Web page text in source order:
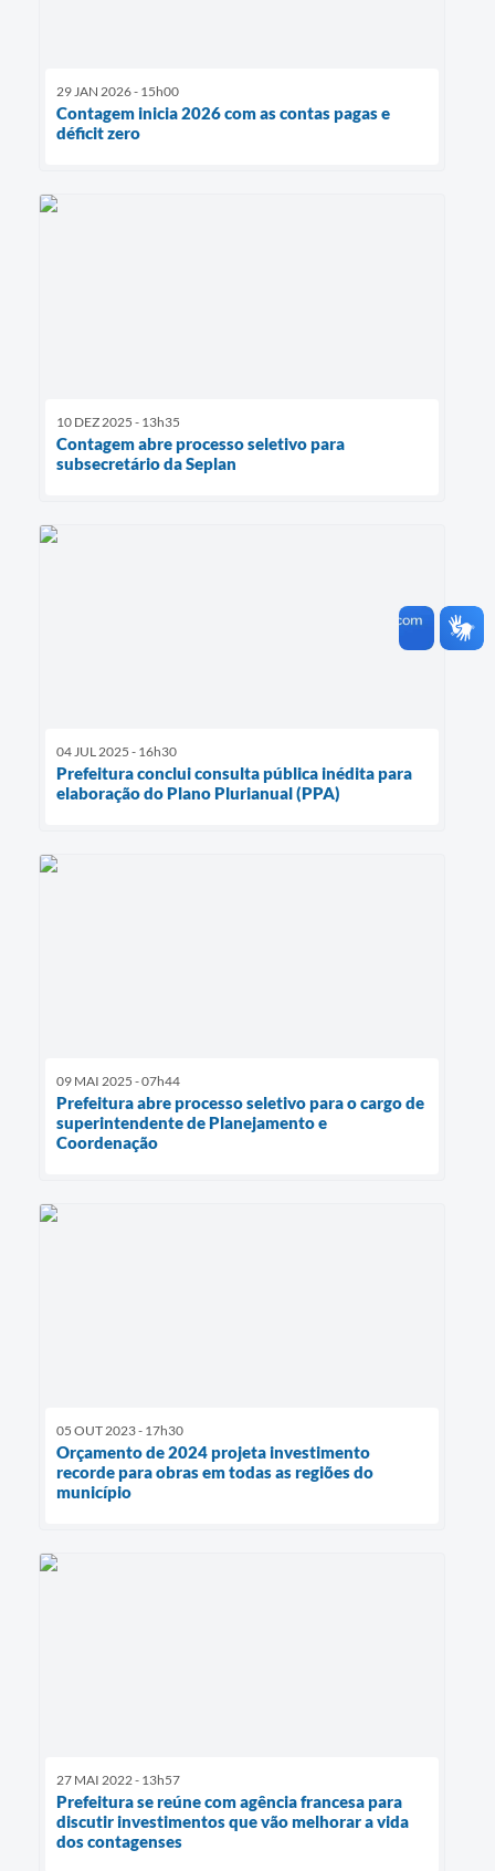
29 JAN 2026 - 15h00
Contagem inicia 2026 com as contas pagas e
déficit zero
10 DEZ 2025 - 13h35
Contagem abre processo seletivo para
subsecretário da Seplan
04 JUL 2025 - 16h30
Prefeitura conclui consulta pública inédita para
elaboração do Plano Plurianual (PPA)
09 MAI 2025 - 07h44
Prefeitura abre processo seletivo para o cargo de
superintendente de Planejamento e
Coordenação
05 OUT 2023 - 17h30
Orçamento de 2024 projeta investimento
recorde para obras em todas as regiões do
município
27 MAI 2022 - 13h57
Prefeitura se reúne com agência francesa para
discutir investimentos que vão melhorar a vida
dos contagenses